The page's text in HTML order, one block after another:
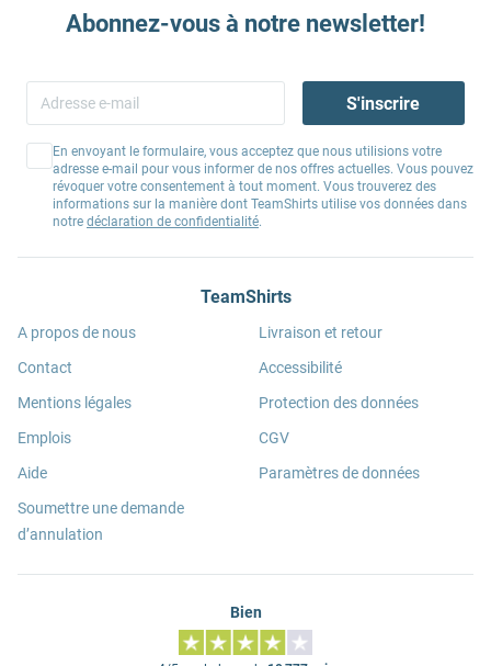
Abonnez-vous à notre newsletter!
S'inscrire
En envoyant le formulaire, vous acceptez que nous utilisions votre
adresse e-mail pour vous informer de nos offres actuelles. Vous pouvez
révoquer votre consentement à tout moment. Vous trouverez des
informations sur la manière dont TeamShirts utilise vos données dans
notre déclaration de confidentialité.
TeamShirts
A propos de nous
Contact
Mentions légales
Emplois
Aide
Soumettre une demande
d’annulation
Livraison et retour
Accessibilité
Protection des données
CGV
Paramètres de données
Bien